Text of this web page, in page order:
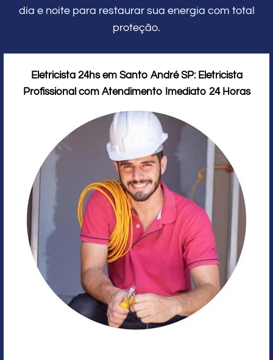
dia e noite para restaurar sua energia com total
proteção.
Eletricista 24hs em Santo André SP: Eletricista
Profissional com Atendimento Imediato 24 Horas